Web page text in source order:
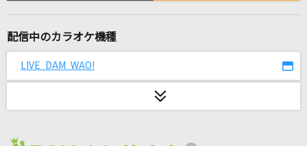
桜が降る夜は
ブリキノダンス
配信中のカラオケ機種
LIVE DAM WAO!